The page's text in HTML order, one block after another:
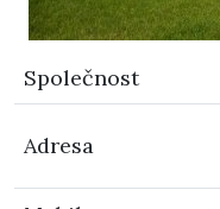
Společnost
Adresa